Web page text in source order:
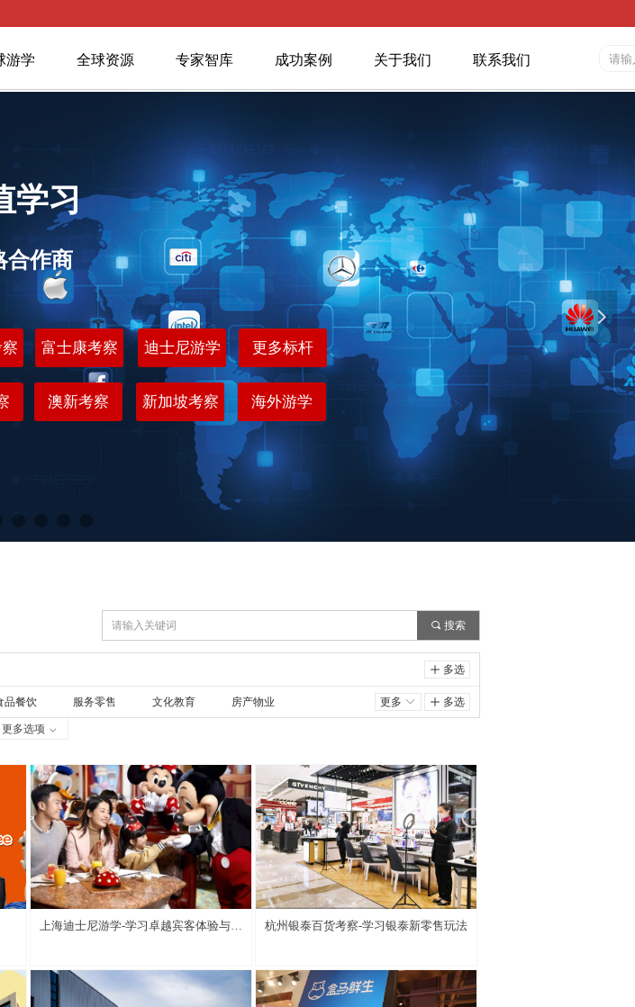
上海迪士尼游学-学习卓越宾客体验与服
杭州银泰百货考察-学习银泰新零售玩法
澳新考察
富士康考察
新加坡考察
迪士尼游学
海外游学
更多标杆
学习
合作商
넲
끠 搜索
游学 全球资源 专家智库 成功案例 关于我们 联系我们
ꄸ 多选
更多 ꀅ ꄸ 多选
品餐饮 服务零售 文化教育 房产物业
更多选项 ꀁ
习
商